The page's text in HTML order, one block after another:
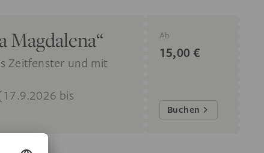
Magdalena“
Zeitfenster und mit
bis
Ab
15,00 €
Buchen